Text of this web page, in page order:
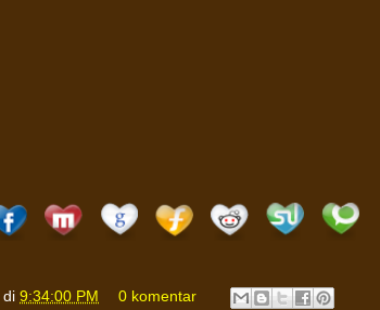
di 9:34:00 PM
0 komentar